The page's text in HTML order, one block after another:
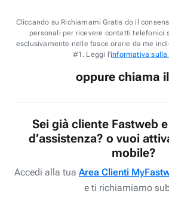
Cliccando su Richiamami Gratis do il
personali per ricevere contatti telefonici
esclusivamente nelle fasce orarie da me
#1. Leggi l'informativa sulla
oppure chiama
Sei già cliente Fastweb
d’assistenza? o vuoi
mobile?
Accedi alla tua Area Clienti
e ti richiamiamo